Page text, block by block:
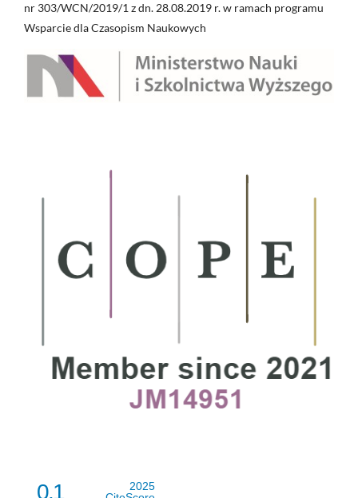
nr 303/WCN/2019/1 z dn. 28.08.2019 r. w ramach programu
Wsparcie dla Czasopism Naukowych
0.1
2025